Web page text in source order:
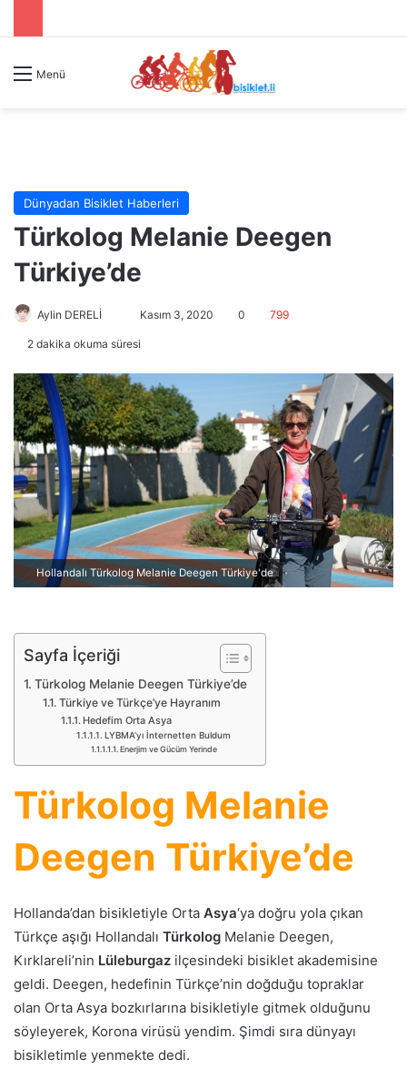
Menü
Dünyadan Bisiklet Haberleri
Türkolog Melanie Deegen
Türkiye’de
Aylin DERELİ
e
-
p
o
a
ö
n
m
e
k
Kasım 3, 2020 0 799
2 dakika okuma süresi
Hollandalı Türkolog Melanie Deegen Türkiye'de
Sayfa İçeriği
Türkolog Melanie Deegen Türkiye’de
Türkiye ve Türkçe’ye Hayranım
Hedefim Orta Asya
LYBMA’yı İnternetten Buldum
Enerjim ve Gücüm Yerinde
Türkolog Melanie
Deegen Türkiye’de
Hollanda’dan bisikletiyle Orta Asya‘ya doğru yola çıkan
Türkçe aşığı Hollandalı Türkolog Melanie Deegen,
Kırklareli’nin Lüleburgaz ilçesindeki bisiklet akademisine
geldi. Deegen, hedefinin Türkçe’nin doğduğu topraklar
olan Orta Asya bozkırlarına bisikletiyle gitmek olduğunu
söyleyerek, Korona virüsü yendim. Şimdi sıra dünyayı
bisikletimle yenmekte dedi.